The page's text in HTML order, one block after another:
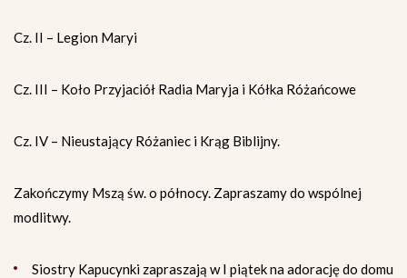
Cz. II – Legion Maryi
Cz. III – Koło Przyjaciół Radia Maryja i Kółka Różańcowe
Cz. IV – Nieustający Różaniec i Krąg Biblijny.
Zakończymy Mszą św. o północy. Zapraszamy do wspólnej
modlitwy.
Siostry Kapucynki zapraszają w I piątek na adorację do domu